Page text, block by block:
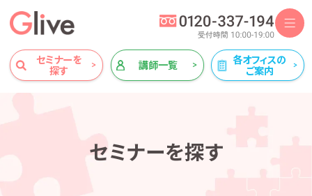
セミナーを
探す
講師一覧
各オフィスの
ご案内
セミナーを探す